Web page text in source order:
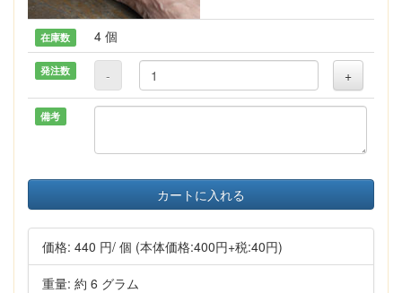
在庫数 4 個
発注数 - +
備考
カートに入れる
価格: 440 円/ 個 (本体価格:400円+税:40円)
重量: 約 6 グラム